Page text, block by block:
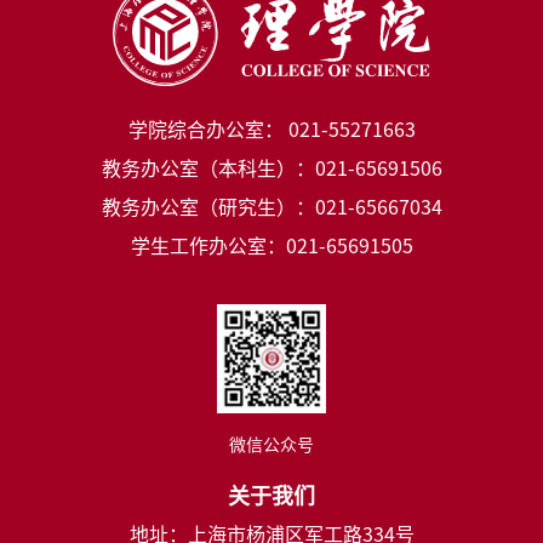
学院综合办公室： 021-55271663
教务办公室（本科生）：021-65691506
教务办公室（研究生）：021-65667034
学生工作办公室：021-65691505
微信公众号
关于我们
地址：上海市杨浦区军工路334号